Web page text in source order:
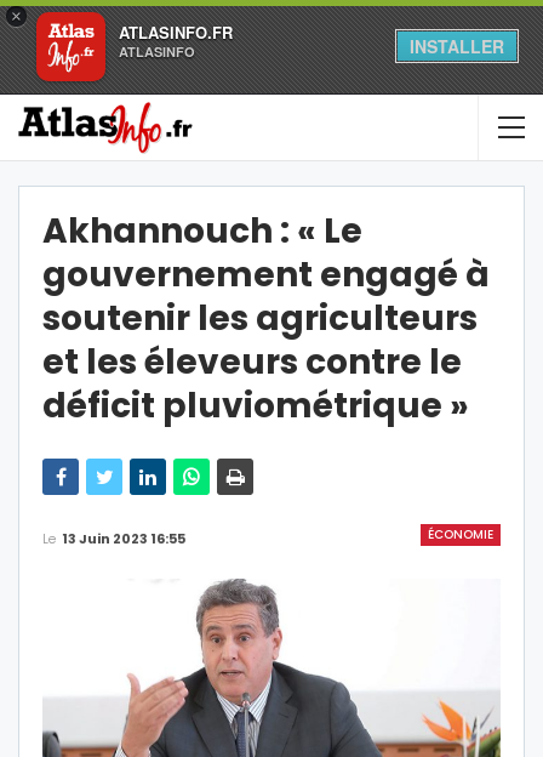
×
ATLASINFO.FR
ATLASINFO INSTALLER
Akhannouch : « Le
gouvernement engagé à
soutenir les agriculteurs
et les éleveurs contre le
déficit pluviométrique »
ÉCONOMIE
Le 13 Juin 2023 16:55